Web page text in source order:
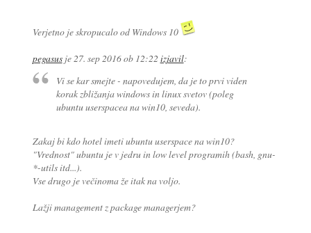
Verjetno je skropucalo od Windows 10
pegasusje 27. sep 2016 ob 12:22 izjavil:
Vi se kar smejte - napovedujem, da je to prvi viden
korak zbližanja windows in linux svetov (poleg
ubuntu userspacea na win10, seveda).
Zakaj bi kdo hotel imeti ubuntu userspace na win10?
"Vrednost" ubuntu je v jedru in low level programih (bash, gnu-
*-utils itd...).
Vse drugo je večinoma že itak na voljo.
Lažji management z package managerjem?